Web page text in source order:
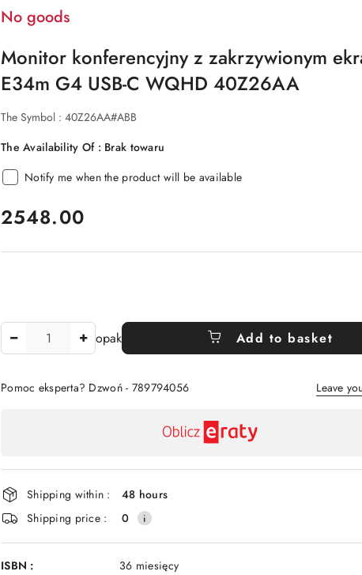
No goods
Monitor konferencyjny z zakrzywionym
E34m G4 USB-C WQHD 40Z26AA
The Symbol : 40Z26AA#ABB
The Availability Of : Brak towaru
Notify me when the product will be available
price:
2548.00
Amount
opak Add to basket
Pomoc eksperta? Dzwoń - 789794056 Leave
and
delivery
Shipping within :
48 hours
Shipping price :
0
ISBN : 36 miesięcy